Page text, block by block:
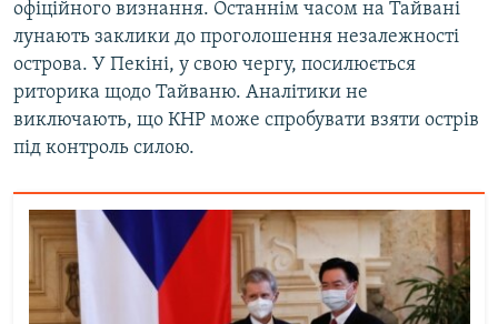
офіційного визнання. Останнім часом на Тайвані
лунають заклики до проголошення незалежності
острова. У Пекіні, у свою чергу, посилюється
риторика щодо Тайваню. Аналітики не
виключають, що КНР може спробувати взяти острів
під контроль силою.